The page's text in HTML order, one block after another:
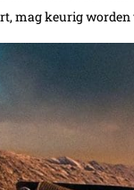
mag keurig worden